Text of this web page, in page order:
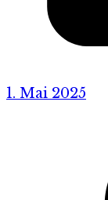
1. Mai 2025